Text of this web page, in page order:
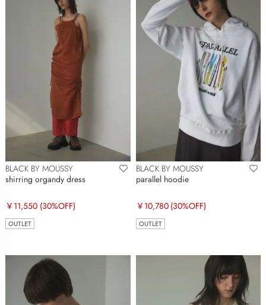
BLACK BY MOUSSY
shirring organdy dress
￥11,550 (30%OFF)
OUTLET
BLACK BY MOUSSY
parallel hoodie
￥10,780 (30%OFF)
OUTLET